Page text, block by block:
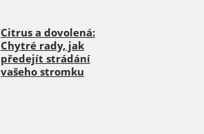
Citrus a dovolená:
Chytré rady, jak
předejít strádání
vašeho stromku